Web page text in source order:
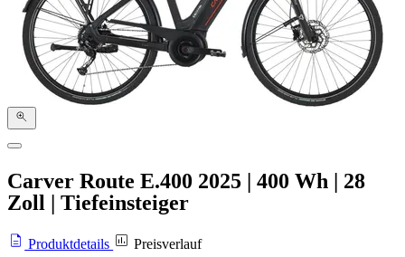
Carver Route E.400 2025 | 400 Wh | 28
Zoll | Tiefeinsteiger
Produktdetails
Preisverlauf